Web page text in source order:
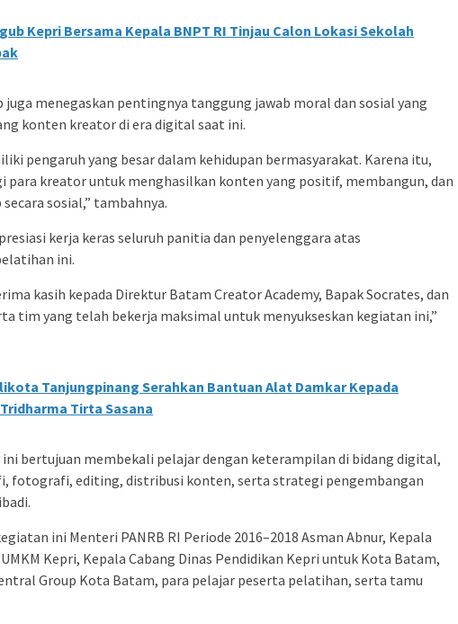
Kepri Bersama Kepala BNPT RI Tinjau Calon Lokasi Sekolah
juga menegaskan pentingnya tanggung jawab moral dan sosial yang
konten kreator di era digital saat ini.
pengaruh yang besar dalam kehidupan bermasyarakat. Karena itu,
para kreator untuk menghasilkan konten yang positif, membangun, dan
sosial,” tambahnya.
kerja keras seluruh panitia dan penyelenggara atas
ini.
kasih kepada Direktur Batam Creator Academy, Bapak Socrates, dan
tim yang telah bekerja maksimal untuk menyukseskan kegiatan ini,”
Tanjungpinang Serahkan Bantuan Alat Damkar Kepada
Tirta Sasana
bertujuan membekali pelajar dengan keterampilan di bidang digital,
fotografi, editing, distribusi konten, serta strategi pengembangan
ini Menteri PANRB RI Periode 2016–2018 Asman Abnur, Kepala
Kepri, Kepala Cabang Dinas Pendidikan Kepri untuk Kota Batam,
Group Kota Batam, para pelajar peserta pelatihan, serta tamu